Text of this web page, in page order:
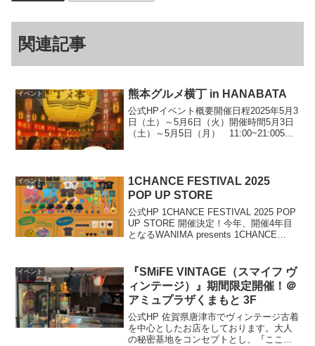
関連記事
イベント 熊本グルメ横丁 in HANABATA
公式HPイベント概要開催日程2025年5月3
日（土）～5月6日（火）開催時間5月3日
（土）～5月5日（月） 11:00~21:005月6
イベント
1CHANCE FESTIVAL 2025
POP UP STORE
公式HP 1CHANCE FESTIVAL 2025 POP
UP STORE 開催決定！今年、開催4年目
となるWANIMA presents 1CHANCE
イベント
『SMiFE VINTAGE（スマイフ ヴ
ィンテージ）』期間限定開催！＠
アミュプラザくまもと 3F
公式HP 佐賀県唐津市でヴィンテージ古着
を中心としたお店をしております。大人
の秘密基地をコンセプトとし、『ここに